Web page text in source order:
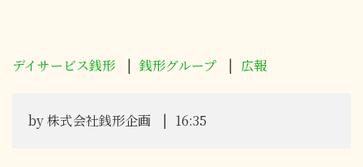
デイサービス銭形 銭形グループ 広報
by株式会社銭形企画 16:35